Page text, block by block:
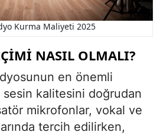
Kurma Maliyeti 2025
NASIL OLMALI?
en önemli
sesin kalitesini doğrudan
mikrofonlar, vokal ve
tercih edilirken,